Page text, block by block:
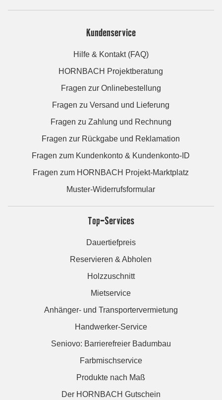
Kundenservice
Hilfe & Kontakt (FAQ)
HORNBACH Projektberatung
Fragen zur Onlinebestellung
Fragen zu Versand und Lieferung
Fragen zu Zahlung und Rechnung
Fragen zur Rückgabe und Reklamation
Fragen zum Kundenkonto & Kundenkonto-ID
Fragen zum HORNBACH Projekt-Marktplatz
Muster-Widerrufsformular
Top-Services
Dauertiefpreis
Reservieren & Abholen
Holzzuschnitt
Mietservice
Anhänger- und Transportervermietung
Handwerker-Service
Seniovo: Barrierefreier Badumbau
Farbmischservice
Produkte nach Maß
Der HORNBACH Gutschein